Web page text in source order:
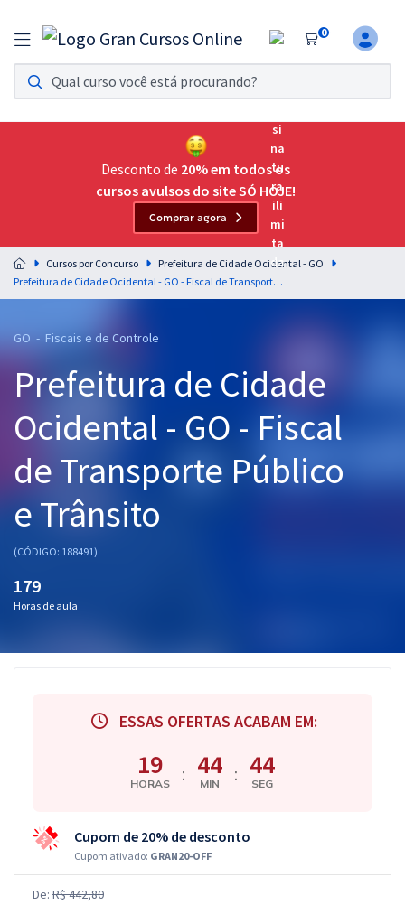
0
Assinatura Ilimitada 11
Acesso a todos os cursos. Teste grátis por 7 dias!
Assinatura OAB Até Passar
Acesso ilimitado a toda preparação para o Exame da
Residências Multiprofissionais
Preparação completa e intensiva para as principais
residências em saúde do Brasil
Cursos 20% OFF
Pós
Graduação
OAB
Questões grátis
Desconto de 20% em todos os
cursos avulsos do site SÓ HOJE!
Comprar agora
Cursos por Concurso
Prefeitura de Cidade Ocidental - GO
Prefeitura de Cidade Ocidental - GO - Fiscal de Transporte Público e Trânsito
GO - Fiscais e de Controle
Prefeitura de Cidade
Ocidental - GO - Fiscal
de Transporte Público
e Trânsito
(CÓDIGO: 188491)
179
Horas de aula
ESSAS OFERTAS ACABAM EM:
19
HORAS : 44
MIN : 43
SEG
Cupom de 20% de desconto
Cupom ativado: GRAN20-OFF
De: R$ 442,80